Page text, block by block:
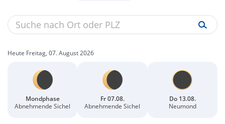
Heute Freitag, 07. August 2026
Mondphase
Abnehmende Sichel
Fr 07.08.
Abnehmende Sichel
Do 13.08.
Neumond